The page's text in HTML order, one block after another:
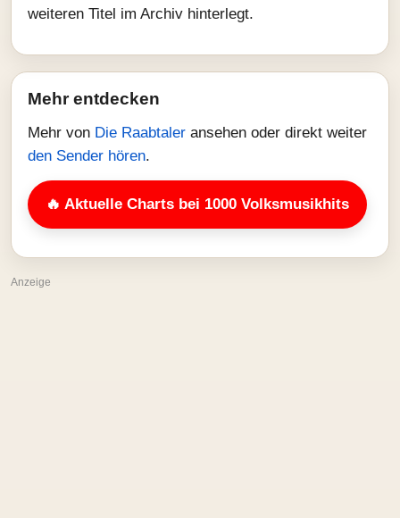
weiteren Titel im Archiv hinterlegt.
Mehr entdecken
Mehr von Die Raabtaler ansehen oder direkt weiter
den Sender hören.
🔥 Aktuelle Charts bei 1000 Volksmusikhits
Anzeige